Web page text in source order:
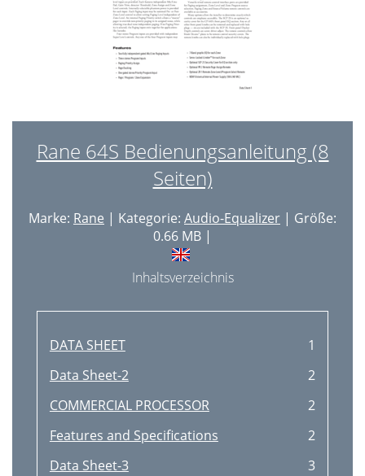
Rane 64S Bedienungsanleitung (8
Seiten)
Marke: Rane | Kategorie: Audio-Equalizer | Größe:
0.66 MB |
Inhaltsverzeichnis
DATA SHEET
1
Data Sheet-2
2
COMMERCIAL PROCESSOR
2
Features and Speciﬁcations
2
Data Sheet-3
3